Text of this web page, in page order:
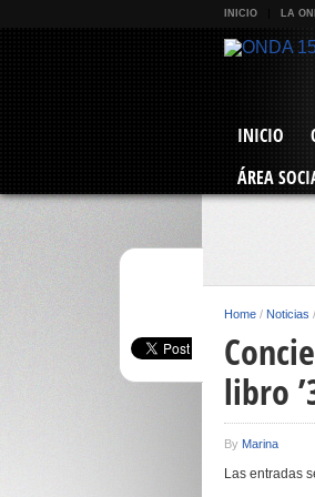
INICIO LA
INICIO
ÁREA
Home / Noticias /
libro
By Marina
Las entradas